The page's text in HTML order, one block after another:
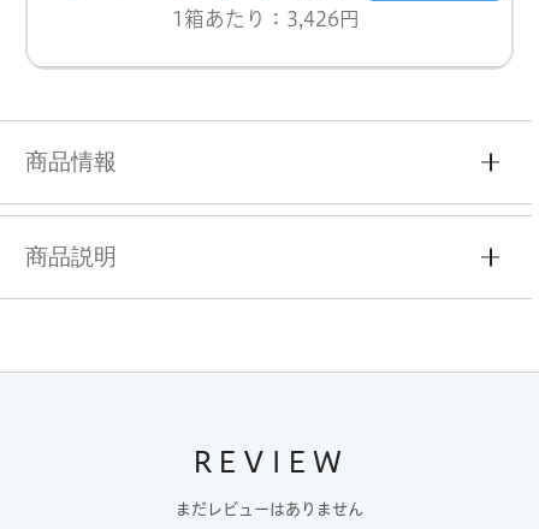
1箱あたり：3,426円
商品情報
商品説明
REVIEW
まだレビューはありません